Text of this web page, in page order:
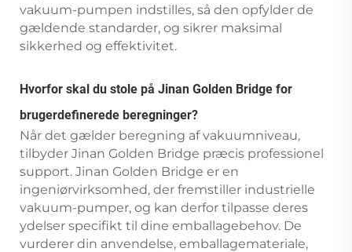
vakuum-pumpen indstilles, så den opfylder de
gældende standarder, og sikrer maksimal
sikkerhed og effektivitet.
Hvorfor skal du stole på Jinan Golden Bridge for
brugerdefinerede beregninger?
Når det gælder beregning af vakuumniveau,
tilbyder Jinan Golden Bridge præcis professionel
support. Jinan Golden Bridge er en
ingeniørvirksomhed, der fremstiller industrielle
vakuum-pumper, og kan derfor tilpasse deres
ydelser specifikt til dine emballagebehov. De
vurderer din anvendelse, emballagemateriale,